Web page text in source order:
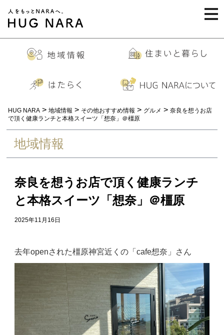
HUG NARA > 地域情報 > その他おすすめ情報 > グルメ > 奈良を想うお店
で頂く健康ランチと本格スイーツ「想奈」＠橿原
地域情報
奈良を想うお店で頂く健康ランチ
と本格スイーツ「想奈」＠橿原
2025年11月16日
去年openされた橿原神宮近くの「cafe想奈」さん